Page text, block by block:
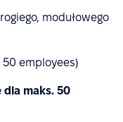
modułowego
employees)
dla maks. 50